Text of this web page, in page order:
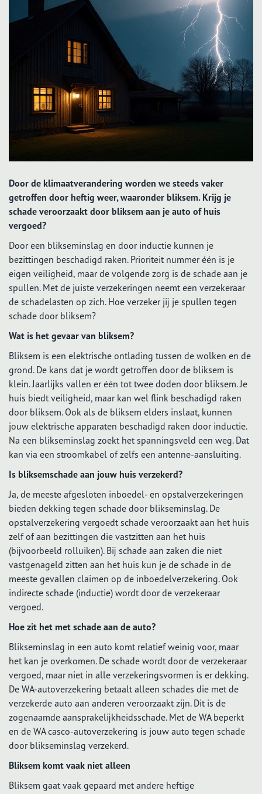
Door de klimaatverandering worden we steeds vaker
getroffen door heftig weer, waaronder bliksem. Krijg je
schade veroorzaakt door bliksem aan je auto of huis
vergoed?
Door een blikseminslag en door inductie kunnen je
bezittingen beschadigd raken. Prioriteit nummer één is je
eigen veiligheid, maar de volgende zorg is de schade aan je
spullen. Met de juiste verzekeringen neemt een verzekeraar
de schadelasten op zich. Hoe verzeker jij je spullen tegen
schade door bliksem?
Wat is het gevaar van bliksem?
Bliksem is een elektrische ontlading tussen de wolken en de
grond. De kans dat je wordt getroffen door de bliksem is
klein. Jaarlijks vallen er één tot twee doden door bliksem. Je
huis biedt veiligheid, maar kan wel flink beschadigd raken
door bliksem. Ook als de bliksem elders inslaat, kunnen
jouw elektrische apparaten beschadigd raken door inductie.
Na een blikseminslag zoekt het spanningsveld een weg. Dat
kan via een stroomkabel of zelfs een antenne-aansluiting.
Is bliksemschade aan jouw huis verzekerd?
Ja, de meeste afgesloten inboedel- en opstalverzekeringen
bieden dekking tegen schade door blikseminslag. De
opstalverzekering vergoedt schade veroorzaakt aan het huis
zelf of aan bezittingen die vastzitten aan het huis
(bijvoorbeeld rolluiken). Bij schade aan zaken die niet
vastgenageld zitten aan het huis kun je de schade in de
meeste gevallen claimen op de inboedelverzekering. Ook
indirecte schade (inductie) wordt door de verzekeraar
vergoed.
Hoe zit het met schade aan de auto?
Blikseminslag in een auto komt relatief weinig voor, maar
het kan je overkomen. De schade wordt door de verzekeraar
vergoed, maar niet in alle verzekeringsvormen is er dekking.
De WA-autoverzekering betaalt alleen schades die met de
verzekerde auto aan anderen veroorzaakt zijn. Dit is de
zogenaamde aansprakelijkheidsschade. Met de WA beperkt
en de WA casco-autoverzekering is jouw auto tegen schade
door blikseminslag verzekerd.
Bliksem komt vaak niet alleen
Bliksem gaat vaak gepaard met andere heftige